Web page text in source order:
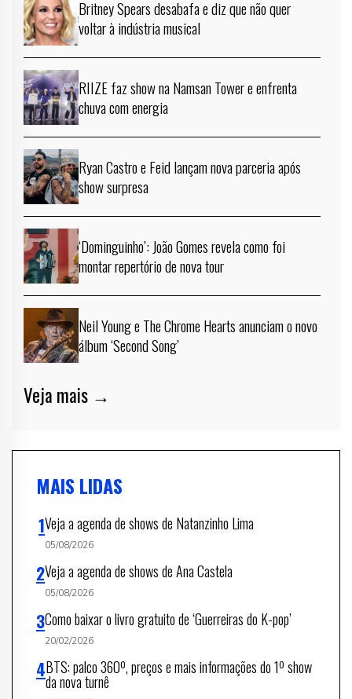
Britney Spears desabafa e diz que não quer
voltar à indústria musical
RIIZE faz show na Namsan Tower e enfrenta
chuva com energia
Ryan Castro e Feid lançam nova parceria após
show surpresa
‘Dominguinho’: João Gomes revela como foi
montar repertório de nova tour
Neil Young e The Chrome Hearts anunciam o novo
álbum ‘Second Song’
Veja mais →
MAIS LIDAS
Veja a agenda de shows de Natanzinho Lima
05/08/2026
Veja a agenda de shows de Ana Castela
05/08/2026
Como baixar o livro gratuito de ‘Guerreiras do K-pop’
20/02/2026
BTS: palco 360º, preços e mais informações do 1º show
da nova turnê